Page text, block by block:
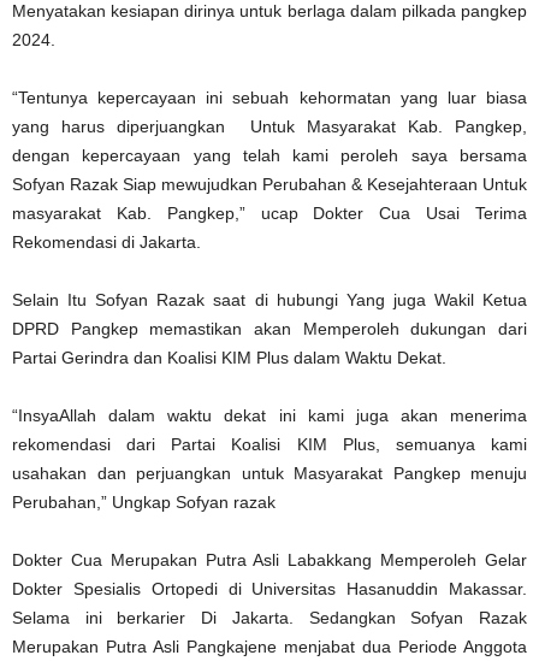
Menyatakan kesiapan dirinya untuk berlaga dalam pilkada pangkep
2024.
“Tentunya kepercayaan ini sebuah kehormatan yang luar biasa
yang harus diperjuangkan
Untuk Masyarakat Kab. Pangkep,
dengan kepercayaan yang telah kami peroleh saya bersama
Sofyan Razak Siap mewujudkan Perubahan & Kesejahteraan Untuk
masyarakat Kab. Pangkep,” ucap Dokter Cua Usai Terima
Rekomendasi di Jakarta.
Selain Itu Sofyan Razak saat di hubungi Yang juga Wakil Ketua
DPRD Pangkep memastikan akan Memperoleh dukungan dari
Partai Gerindra dan Koalisi KIM Plus dalam Waktu Dekat.
“InsyaAllah dalam waktu dekat ini kami juga akan menerima
rekomendasi dari Partai Koalisi KIM Plus, semuanya kami
usahakan dan perjuangkan untuk Masyarakat Pangkep menuju
Perubahan,” Ungkap Sofyan razak
Dokter Cua Merupakan Putra Asli Labakkang Memperoleh Gelar
Dokter Spesialis Ortopedi di Universitas Hasanuddin Makassar.
Selama ini berkarier Di Jakarta. Sedangkan Sofyan Razak
Merupakan Putra Asli Pangkajene menjabat dua Periode Anggota